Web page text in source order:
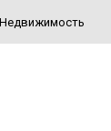
Недвижимость